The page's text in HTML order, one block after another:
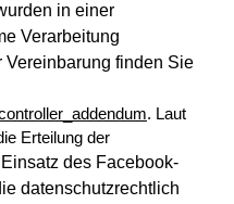
in einer
Verarbeitung
Vereinbarung finden Sie
. Laut
Erteilung der
des Facebook-
datenschutzrechtlich